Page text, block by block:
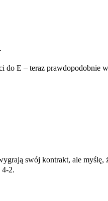
do E – teraz prawdopodobnie
swój kontrakt, ale myślę,
4-2.